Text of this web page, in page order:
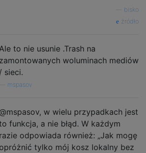
bisko
źródło
Ale to nie usunie .Trash na
zamontowanych woluminach mediów
/ sieci.
mspasov
@mspasov, w wielu przypadkach jest
funkcja, a nie błąd. W każdym
razie odpowiada również: „Jak mogę
opróżnić tylko mój kosz lokalny bez